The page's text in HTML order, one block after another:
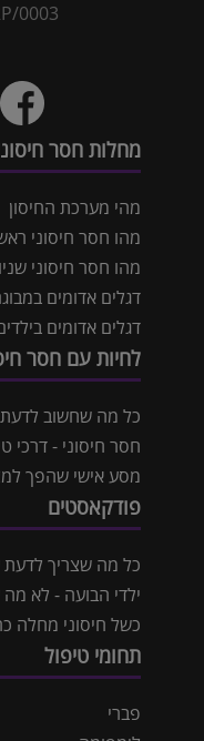
0003
מחלות חסר
מהי מערכת החיסון
מהו חסר חיסוני
מהו חסר חיסוני
דגלים אדומים
דגלים אדומים
לחיות עם חסר
כל מה שחשוב לדעת
חסר חיסוני - דרכי
מסע אישי שהפך
פודקאסטים
כל מה שצריך לדעת
ילדי הבועה - לא
כשל חיסוני מחלה
תחומי טיפול
פברי